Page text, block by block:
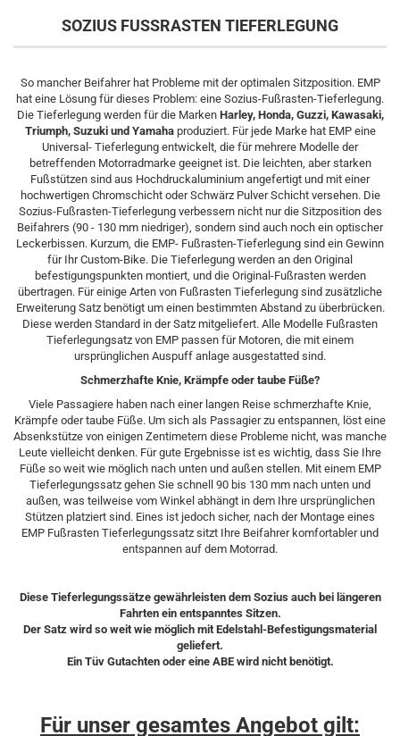
SOZIUS FUSSRASTEN TIEFERLEGUNG
So mancher Beifahrer hat Probleme mit der optimalen Sitzposition. EMP
hat eine Lösung für dieses Problem: eine Sozius-Fußrasten-Tieferlegung.
Die Tieferlegung werden für die Marken Harley, Honda, Guzzi, Kawasaki,
Triumph, Suzuki und Yamahaproduziert. Für jede Marke hat EMP eine
Universal- Tieferlegung entwickelt, die für mehrere Modelle der
betreffenden Motorradmarke geeignet ist. Die leichten, aber starken
Fußstützen sind aus Hochdruckaluminium angefertigt und mit einer
hochwertigen Chromschicht oder Schwärz Pulver Schicht versehen. Die
Sozius-Fußrasten-Tieferlegung verbessern nicht nur die Sitzposition des
Beifahrers (90 - 130 mm niedriger), sondern sind auch noch ein optischer
Leckerbissen. Kurzum, die EMP- Fußrasten-Tieferlegung sind ein Gewinn
für Ihr Custom-Bike. Die Tieferlegung werden an den Original
befestigungspunkten montiert, und die Original-Fußrasten werden
übertragen. Für einige Arten von Fußrasten Tieferlegung sind zusätzliche
Erweiterung Satz benötigt um einen bestimmten Abstand zu überbrücken.
Diese werden Standard in der Satz mitgeliefert. Alle Modelle Fußrasten
Tieferlegungsatz von EMP passen für Motoren, die mit einem
ursprünglichen Auspuff anlage ausgestatted sind.
Schmerzhafte Knie, Krämpfe oder taube Füße?
Viele Passagiere haben nach einer langen Reise schmerzhafte Knie,
Krämpfe oder taube Füße. Um sich als Passagier zu entspannen, löst eine
Absenkstütze von einigen Zentimetern diese Probleme nicht, was manche
Leute vielleicht denken. Für gute Ergebnisse ist es wichtig, dass Sie Ihre
Füße so weit wie möglich nach unten und außen stellen. Mit einem EMP
Tieferlegungssatz gehen Sie schnell 90 bis 130 mm nach unten und
außen, was teilweise vom Winkel abhängt in dem Ihre ursprünglichen
Stützen platziert sind. Eines ist jedoch sicher, nach der Montage eines
EMP Fußrasten Tieferlegungssatz sitzt Ihre Beifahrer komfortabler und
entspannen auf dem Motorrad.​
Diese Tieferlegungssätze gewährleisten dem Sozius auch bei längeren
Fahrten ein entspanntes Sitzen.
Der Satz wird so weit wie möglich mit Edelstahl-Befestigungsmaterial
geliefert.
Ein Tüv Gutachten oder eine ABE wird nicht benötigt.
Für unser gesamtes Angebot gilt: